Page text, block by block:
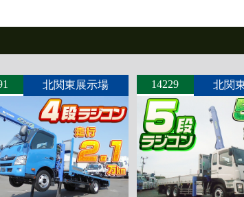
北関東展示場 14229 北関